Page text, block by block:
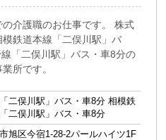
介護職のお仕事です。 株式
鉄道本線「二俣川駅」バ
「二俣川駅」バス・車8分の
所です。
二俣川駅」バス・車8分 相模鉄
二俣川駅」バス・車8分
旭区今宿1-28-2パールハイツ1F